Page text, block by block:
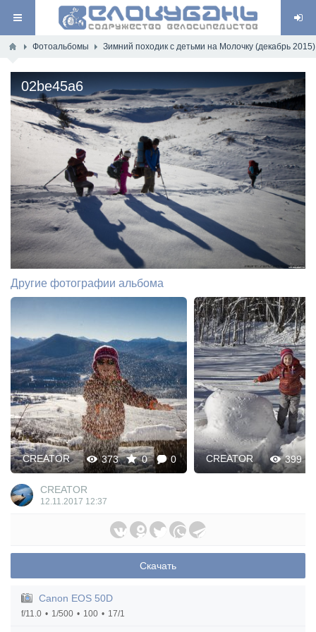
Фотоальбомы Зимний походик с детьми на Молочку (декабрь 2015)
02be45a6
Другие фотографии альбома
373 0 0
CREATOR 399
CREATOR
CREATOR
12.11.2017 12:37
Скачать
Canon EOS 50D
f/11.0 1/500 100 17/1